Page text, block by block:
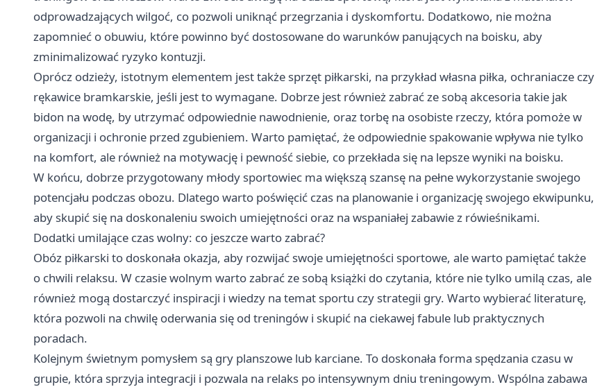
odprowadzających wilgoć, co pozwoli uniknąć przegrzania i dyskomfortu. Dodatkowo, nie można
zapomnieć o obuwiu, które powinno być dostosowane do warunków panujących na boisku, aby
zminimalizować ryzyko kontuzji.
Oprócz odzieży, istotnym elementem jest także sprzęt piłkarski, na przykład własna piłka, ochraniacze czy
rękawice bramkarskie, jeśli jest to wymagane. Dobrze jest również zabrać ze sobą akcesoria takie jak
bidon na wodę, by utrzymać odpowiednie nawodnienie, oraz torbę na osobiste rzeczy, która pomoże w
organizacji i ochronie przed zgubieniem. Warto pamiętać, że odpowiednie spakowanie wpływa nie tylko
na komfort, ale również na motywację i pewność siebie, co przekłada się na lepsze wyniki na boisku.
W końcu, dobrze przygotowany młody sportowiec ma większą szansę na pełne wykorzystanie swojego
potencjału podczas obozu. Dlatego warto poświęcić czas na planowanie i organizację swojego ekwipunku,
aby skupić się na doskonaleniu swoich umiejętności oraz na wspaniałej zabawie z rówieśnikami.
Dodatki umilające czas wolny: co jeszcze warto zabrać?
Obóz piłkarski to doskonała okazja, aby rozwijać swoje umiejętności sportowe, ale warto pamiętać także
o chwili relaksu. W czasie wolnym warto zabrać ze sobą książki do czytania, które nie tylko umilą czas, ale
również mogą dostarczyć inspiracji i wiedzy na temat sportu czy strategii gry. Warto wybierać literaturę,
która pozwoli na chwilę oderwania się od treningów i skupić na ciekawej fabule lub praktycznych
poradach.
Kolejnym świetnym pomysłem są gry planszowe lub karciane. To doskonała forma spędzania czasu w
grupie, która sprzyja integracji i pozwala na relaks po intensywnym dniu treningowym. Wspólna zabawa